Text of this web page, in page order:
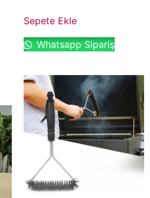
Sepete Ekle
Whatsapp Sipariş